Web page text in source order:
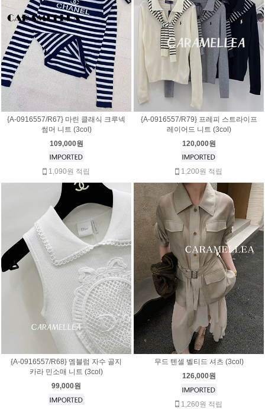
{A-0916557/R67} 마린 클래식 크루넥
썸머 니트 (3col)
109,000원
1,090원 적립
{A-0916557/R79} 프레피 스트라이프
레이어드 니트 (3col)
120,000원
1,200원 적립
{A-0916557/R68} 엠블럼 자수 골지
카라 민소매 니트 (3col)
99,000원
무드 텐셀 벨티드 셔츠 (3col)
126,000원
1,260원 적립